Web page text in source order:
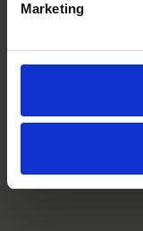
Marketing